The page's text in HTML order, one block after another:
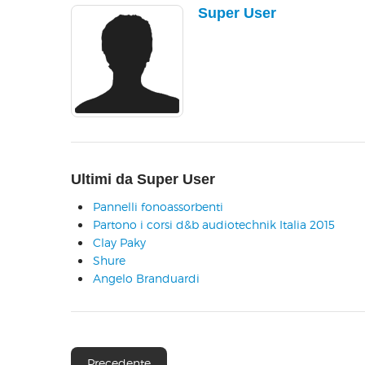
Super User
Ultimi da Super User
Pannelli fonoassorbenti
Partono i corsi d&b audiotechnik Italia 2015
Clay Paky
Shure
Angelo Branduardi